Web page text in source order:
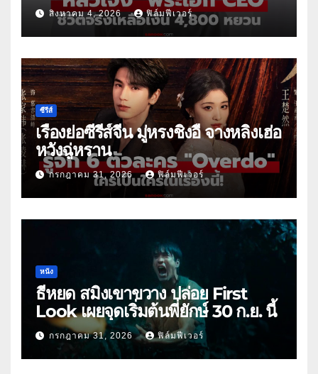
สิงหาคม 4, 2026 ฟิล์มฟีเวอร์
ซีรีส์
เรื่องย่อซีรีส์จีน มู่หรงชิงอี้ จางหลิงเฮ่อ
หวังฉู่หราน
กรกฎาคม 31, 2026 ฟิล์มฟีเวอร์
หนัง
ธี่หยด สมิงเขาขวาง ปล่อย First
Look เผยจุดเริ่มต้นพี่ยักษ์ 30 ก.ย. นี้
กรกฎาคม 31, 2026 ฟิล์มฟีเวอร์